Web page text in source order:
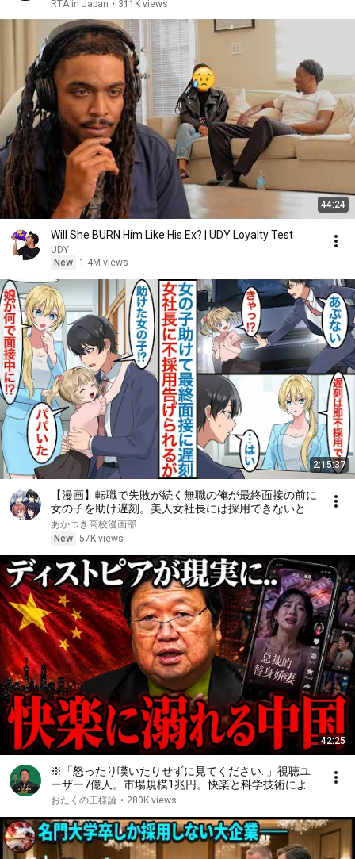
RTA in Japan • 311K views
44:24
Will She BURN Him Like His Ex? | UDY Loyalty Test
UDY
New
1.4M views
2:15:37
【漫画】転職で失敗が続く無職の俺が最終面接の前に
女の子を助け遅刻。美人女社長には採用できないと言
われるが娘が現れて「パパだ」彼女はシンママで父親
に似ていたことで働くことになるが【総集編恋愛マン
あかつき高校漫画部
New 57K views
42:25
※「怒ったり嘆いたりせずに見てください..」視聴ユ
ーザー7億人。市場規模1兆円。快楽と科学技術によ
って人間が自発的に家畜化された社会が現実になる中
おたくの王様論 • 280K views